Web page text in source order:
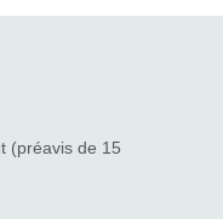
(préavis de 15